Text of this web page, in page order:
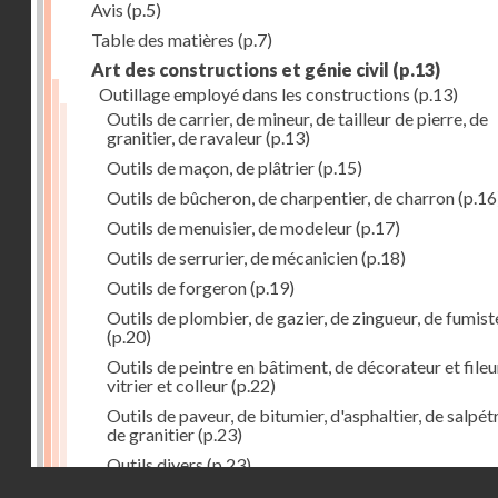
Avis (p.5)
Table des matières (p.7)
Art des constructions et génie civil (p.13)
Outillage employé dans les constructions (p.13)
Outils de carrier, de mineur, de tailleur de pierre, de
granitier, de ravaleur(p.13)
Outils de maçon, de plâtrier(p.15)
Outils de bûcheron, de charpentier, de charron
Outils de menuisier, de modeleur(p.17)
Outils de serrurier, de mécanicien(p.18)
Outils de forgeron(p.19)
Outils de plombier, de gazier, de zingueur, de
(p.20)
Outils de peintre en bâtiment, de décorateur et
vitrier et colleur(p.22)
Outils de paveur, de bitumier, d'asphaltier, de
de granitier(p.23)
Outils divers(p.23)